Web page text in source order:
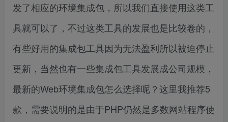
发了相应的环境集成包，所以我们直接使用这类工
具就可以了，不过这类工具的发展也是比较卷的，
有些好用的集成包工具因为无法盈利所以被迫停止
更新，当然也有一些集成包工具发展成公司规模，
最新的Web环境集成包怎么选择呢？这里我推荐5
款，需要说明的是由于PHP仍然是多数网站程序使